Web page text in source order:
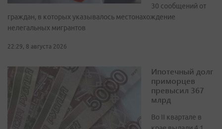
30 сообщений от
граждан, в которых указывалось местонахождение
нелегальных мигрантов
22:29, 8 августа 2026
Ипотечный долг
приморцев
превысил 367
млрд
Во II квартале в